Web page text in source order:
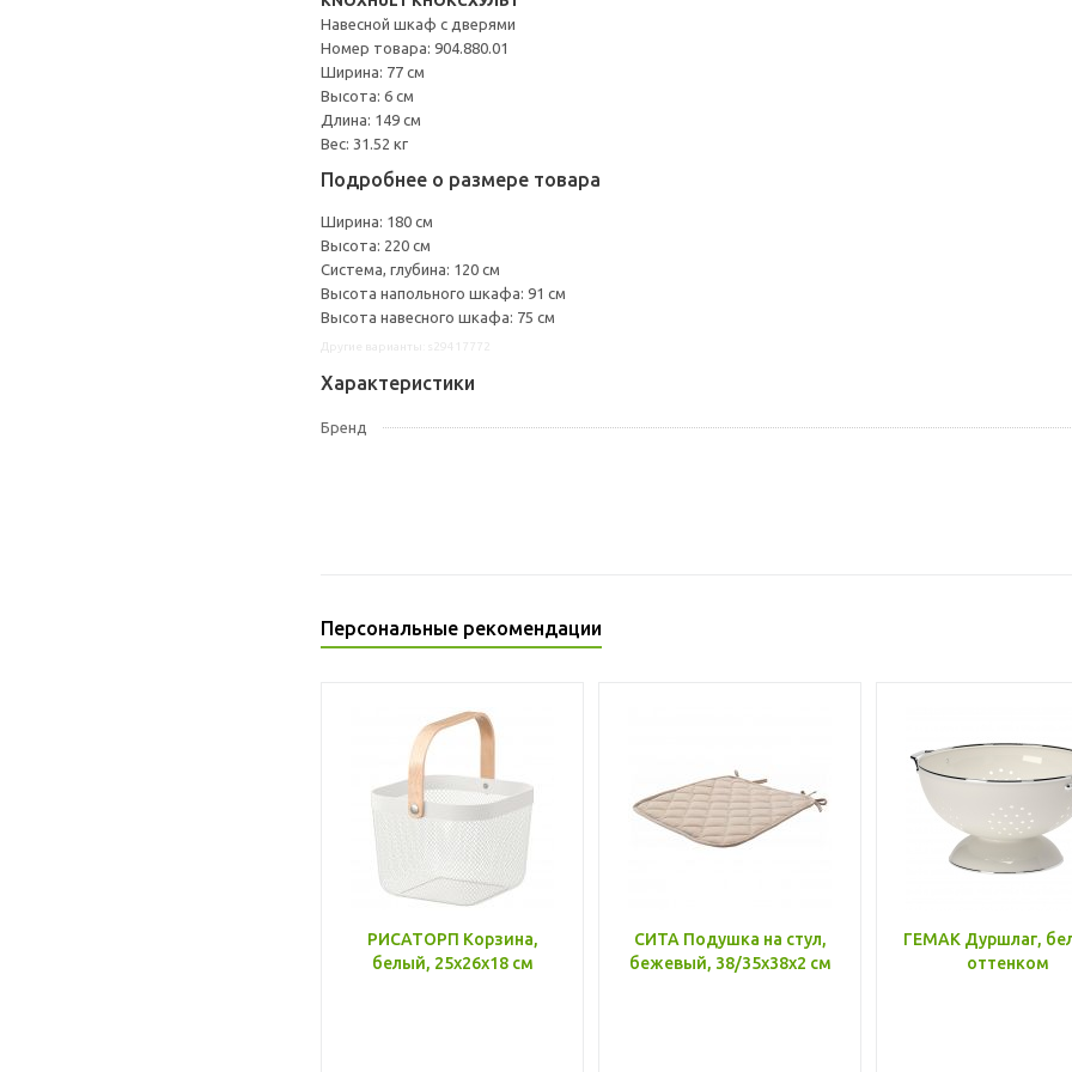
Навесной шкаф с дверями
Номер товара: 904.880.01
Ширина: 77 см
Высота: 6 см
Длина: 149 см
Вес: 31.52 кг
Подробнее о размере товара
Ширина: 180 см
Высота: 220 см
Система, глубина: 120 см
Высота напольного шкафа: 91 см
Высота навесного шкафа: 75 см
Характеристики
Бренд
Персональные рекомендации
РИСАТОРП Корзина,
белый, 25x26x18 см
СИТА Подушка на стул,
бежевый, 38/35x38x2 см
ГЕМАК Дуршлаг,
оттенком